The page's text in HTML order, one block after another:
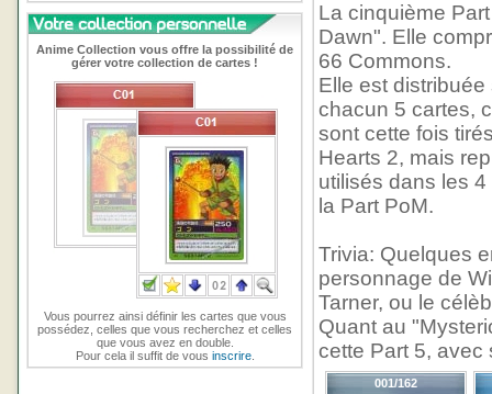
Anime Collection vous offre la possibilité de
gérer votre collection de cartes !
Vous pourrez ainsi définir les cartes que vous
possédez, celles que vous recherchez et celles
que vous avez en double.
Pour cela il suffit de vous inscrire.
La cinquième
Dawn". Elle
66 Commons.
Elle est
chacun 5 cartes,
sont cette fois
Hearts 2, mais
utilisés dans les
la Part PoM.
Trivia: Quelques
personnage de
Tarner, ou le
Quant au
cette Part 5, avec
001/162